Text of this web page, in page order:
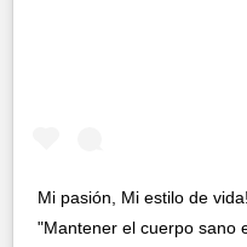
Mi pasión, Mi estilo de
"Mantener el cuerpo sano